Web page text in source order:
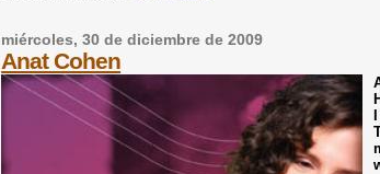
miércoles, 30 de diciembre de 2009
Anat Cohen